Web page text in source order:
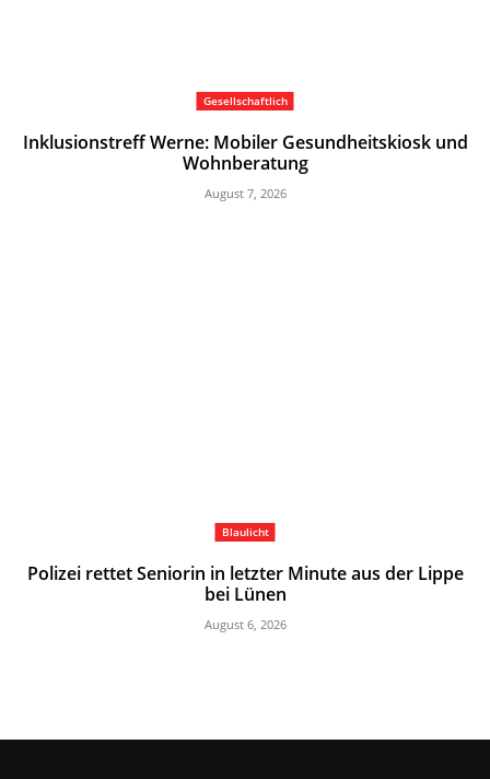
Gesellschaftlich
Inklusionstreff Werne: Mobiler Gesundheitskiosk und
Wohnberatung
August 7, 2026
Blaulicht
Polizei rettet Seniorin in letzter Minute aus der Lippe
bei Lünen
August 6, 2026